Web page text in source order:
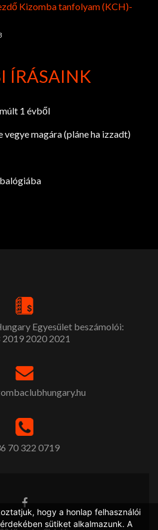
Kizomba tanfolyam (KCH)-
ÍRÁSAINK
1 évből
vegye magára (pláne ha izzadt)
Egyesület beszámolói:
2019 2020 2021
70 322 0719
hogy a honlap felhasználói
sütiket alkalmazunk. A